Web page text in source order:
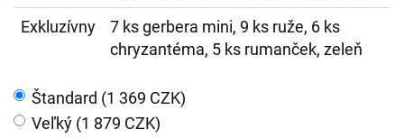
Exkluzívny
7 ks gerbera mini, 9 ks ruže, 6 ks
chryzantéma, 5 ks rumanček, zeleň
Štandard (1 369 CZK)
Veľký (1 879 CZK)